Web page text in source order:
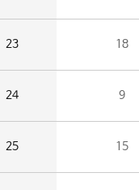
23 18
24 9
25 15